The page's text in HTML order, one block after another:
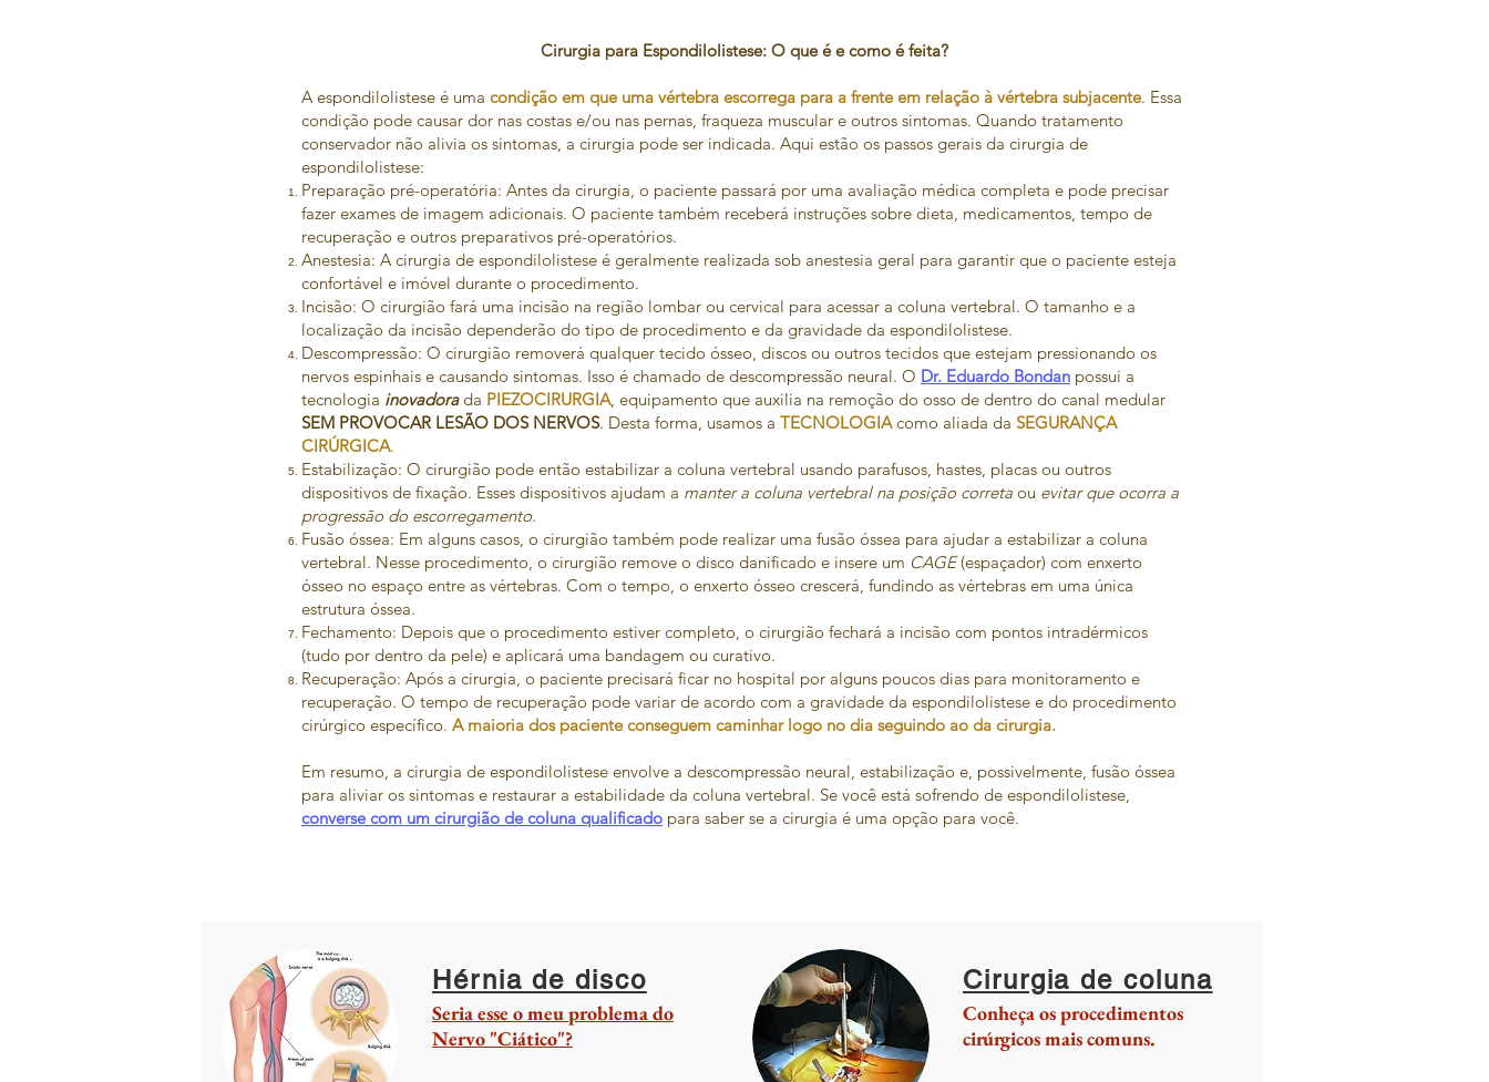
Cirurgia para Espondilolistese: O que é e como é feita?
A espondilolistese é uma condição em que uma vértebra escorrega para a frente em relação à vértebra subjacente. Essa
condição pode causar dor nas costas e/ou nas pernas, fraqueza muscular e outros sintomas. Quando tratamento
conservador não alivia os sintomas, a cirurgia pode ser indicada. Aqui estão os passos gerais da cirurgia de
espondilolistese:
Preparação pré-operatória: Antes da cirurgia, o paciente passará por uma avaliação médica completa e pode precisar
fazer exames de imagem adicionais. O paciente também receberá instruções sobre dieta, medicamentos, tempo de
recuperação e outros preparativos pré-operatórios.
Anestesia: A cirurgia de espondilolistese é geralmente realizada sob anestesia geral para garantir que o paciente esteja
confortável e imóvel durante o procedimento.
Incisão: O cirurgião fará uma incisão na região lombar ou cervical para acessar a coluna vertebral. O tamanho e a
localização da incisão dependerão do tipo de procedimento e da gravidade da espondilolistese.
Descompressão: O cirurgião removerá qualquer tecido ósseo, discos ou outros tecidos que estejam pressionando os
nervos espinhais e causando sintomas. Isso é chamado de descompressão neural. O Dr. Eduardo Bondan possui a
tecnologia inovadorada PIEZOCIRURGIA, equipamento que auxilia na remoção do osso de dentro do canal medular
SEM PROVOCAR LESÃO DOS NERVOS. Desta forma, usamos a TECNOLOGIAcomo aliada da SEGURANÇA
CIRÚRGICA.
Estabilização: O cirurgião pode então estabilizar a coluna vertebral usando parafusos, hastes, placas ou outros
dispositivos de fixação. Esses dispositivos ajudam a manter a coluna vertebral na posição correta ou evitar que ocorra a
progressão do escorregamento.
Fusão óssea: Em alguns casos, o cirurgião também pode realizar uma fusão óssea para ajudar a estabilizar a coluna
vertebral. Nesse procedimento, o cirurgião remove o disco danificado e insere um CAGE(espaçador) com enxerto
ósseo no espaço entre as vértebras. Com o tempo, o enxerto ósseo crescerá, fundindo as vértebras em uma única
estrutura óssea.
Fechamento: Depois que o procedimento estiver completo, o cirurgião fechará a incisão com pontos intradérmicos
(tudo por dentro da pele) e aplicará uma bandagem ou curativo.
Recuperação: Após a cirurgia, o paciente precisará ficar no hospital por alguns poucos dias para monitoramento e
recuperação. O tempo de recuperação pode variar de acordo com a gravidade da espondilolistese e do procedimento
cirúrgico específico. A maioria dos paciente conseguem caminhar logo no dia seguindo ao da cirurgia.
Em resumo, a cirurgia de espondilolistese envolve a descompressão neural, estabilização e, possivelmente, fusão óssea
para aliviar os sintomas e restaurar a estabilidade da coluna vertebral. Se você está sofrendo de espondilolistese,
converse com um cirurgião de coluna qualificado para saber se a cirurgia é uma opção para você.
Hérnia de disco
Seria esse o meu problema do
Nervo "Ciático"?
Cirurgia de coluna
Conheça os procedimentos
cirúrgicos mais comuns.